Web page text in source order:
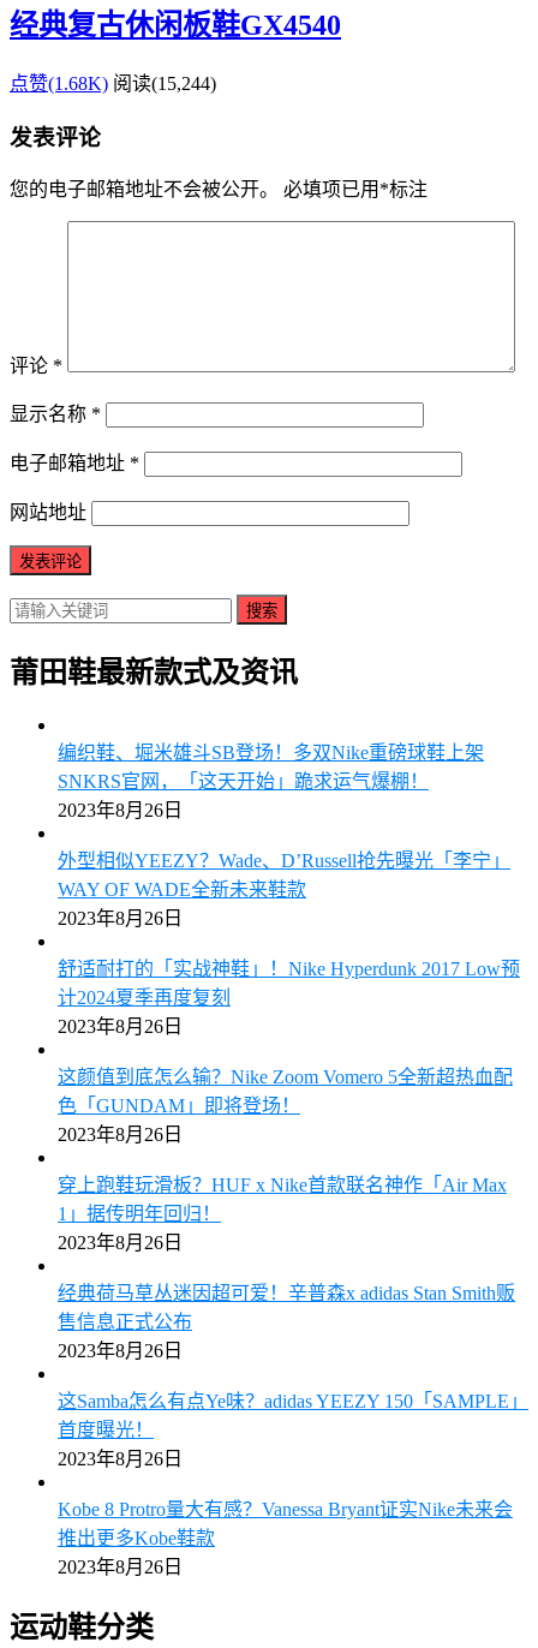
经典复古休闲板鞋GX4540
点赞(1.68K) 阅读(15,244)
发表评论
您的电子邮箱地址不会被公开。 必填项已用 *标注
评论 *
显示名称 *
电子邮箱地址 *
网站地址
搜索
莆田鞋最新款式及资讯
编织鞋、堀米雄斗SB登场！多双Nike重磅球鞋上架
SNKRS官网，「这天开始」跪求运气爆棚！
2023年8月26日
外型相似YEEZY？Wade、D’Russell抢先曝光「李宁」
WAY OF WADE全新未来鞋款
2023年8月26日
舒适耐打的「实战神鞋」！Nike Hyperdunk 2017 Low预
计2024夏季再度复刻
2023年8月26日
这颜值到底怎么输？Nike Zoom Vomero 5全新超热血配
色「GUNDAM」即将登场！
2023年8月26日
穿上跑鞋玩滑板？HUF x Nike首款联名神作「Air Max
1」据传明年回归！
2023年8月26日
经典荷马草丛迷因超可爱！辛普森x adidas Stan Smith贩
售信息正式公布
2023年8月26日
这Samba怎么有点Ye味？adidas YEEZY 150「SAMPLE」
首度曝光！
2023年8月26日
Kobe 8 Protro量大有感？Vanessa Bryant证实Nike未来会
推出更多Kobe鞋款
2023年8月26日
运动鞋分类